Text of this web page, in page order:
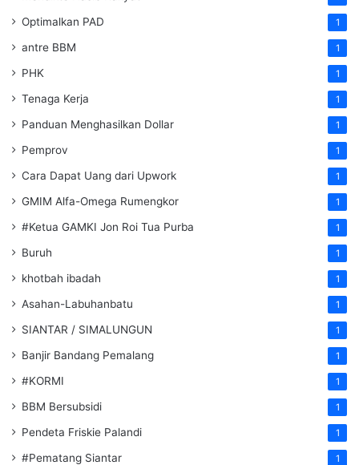
Optimalkan PAD 1
antre BBM 1
PHK 1
Tenaga Kerja 1
Panduan Menghasilkan Dollar 1
Pemprov 1
Cara Dapat Uang dari Upwork 1
GMIM Alfa-Omega Rumengkor 1
#Ketua GAMKI Jon Roi Tua Purba 1
Buruh 1
khotbah ibadah 1
Asahan-Labuhanbatu 1
SIANTAR / SIMALUNGUN 1
Banjir Bandang Pemalang 1
#KORMI 1
BBM Bersubsidi 1
Pendeta Friskie Palandi 1
#Pematang Siantar 1